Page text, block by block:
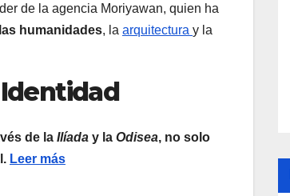
de la agencia Moriyawan, quien ha
humanidades, la arquitectura y la
de la Ilíada y la Odisea, no solo
Leer más